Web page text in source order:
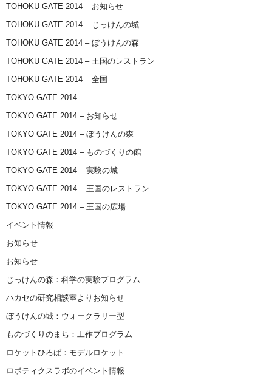
TOHOKU GATE 2014 – お知らせ
TOHOKU GATE 2014 – じっけんの城
TOHOKU GATE 2014 – ぼうけんの森
TOHOKU GATE 2014 – 王国のレストラン
TOHOKU GATE 2014 – 全国
TOKYO GATE 2014
TOKYO GATE 2014 – お知らせ
TOKYO GATE 2014 – ぼうけんの森
TOKYO GATE 2014 – ものづくりの館
TOKYO GATE 2014 – 実験の城
TOKYO GATE 2014 – 王国のレストラン
TOKYO GATE 2014 – 王国の広場
イベント情報
お知らせ
お知らせ
じっけんの森：科学の実験プログラム
ハカセの研究相談室よりお知らせ
ぼうけんの城：ウォークラリー型
ものづくりのまち：工作プログラム
ロケットひろば：モデルロケット
ロボティクスラボのイベント情報